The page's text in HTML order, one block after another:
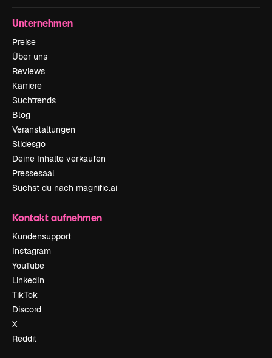
Unternehmen
Preise
Über uns
Reviews
Karriere
Suchtrends
Blog
Veranstaltungen
Slidesgo
Deine Inhalte verkaufen
Pressesaal
Suchst du nach magnific.ai
Kontakt aufnehmen
Kundensupport
Instagram
YouTube
LinkedIn
TikTok
Discord
X
Reddit